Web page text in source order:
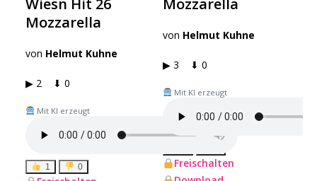
Mozzarella
von Helmut Kuhne
▶ 2 ⬇ 0
Mit KI erzeugt
1 0
von Helmut Kuhne
▶ 3 ⬇ 0
Mit KI erzeugt
Freischalten